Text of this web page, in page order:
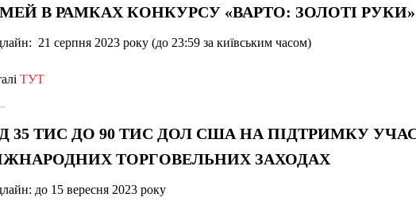
В РАМКАХ КОНКУРСУ «ВАРТО: ЗОЛОТІ РУКИ»
21 серпня 2023 року (до 23:59 за київським часом)
ТУТ
35 ТИС ДО 90 ТИС ДОЛ США НА ПІДТРИМКУ
ТОРГОВЕЛЬНИХ ЗАХОДАХ
до 15 вересня 2023 року